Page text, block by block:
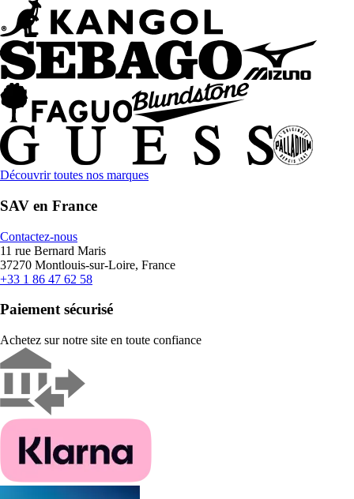
Découvrir toutes nos marques
SAV en France
Contactez-nous
11 rue Bernard Maris
37270 Montlouis-sur-Loire, France
+33 1 86 47 62 58
Paiement sécurisé
Achetez sur notre site en toute confiance